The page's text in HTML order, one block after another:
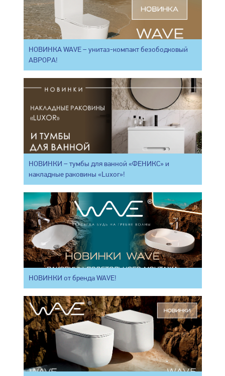
НОВИНКА WAVE – унитаз-компакт безободковый
АВРОРА!
НОВИНКИ – тумбы для ванной «ФЕНИКС» и
накладные раковины «Luxor»!
НОВИНКИ от бренда WAVE!